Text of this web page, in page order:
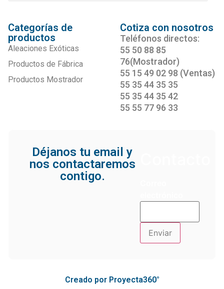
Categorías de
productos
Aleaciones Exóticas
Productos de Fábrica
Productos Mostrador
Cotiza con nosotros
Teléfonos directos:
55 50 88 85
76(Mostrador)
55 15 49 02 98 (Ventas)
55 35 44 35 35
55 35 44 35 42
55 55 77 96 33
Déjanos tu email y
nos contactaremos
contigo.
Creado por Proyecta360°